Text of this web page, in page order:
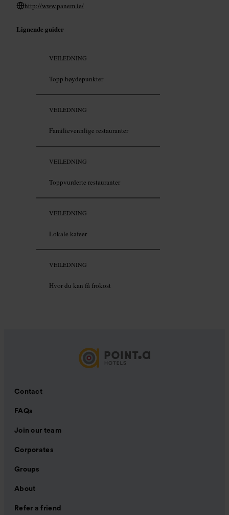
http://www.panem.ie/
Lignende guider
VEILEDNING
Topp høydepunkter
VEILEDNING
Familievennlige restauranter
VEILEDNING
Toppvurderte restauranter
VEILEDNING
Lokale kafeer
VEILEDNING
Hvor du kan få frokost
Contact
FAQs
Join our team
Corporates
Groups
About
Refer a friend